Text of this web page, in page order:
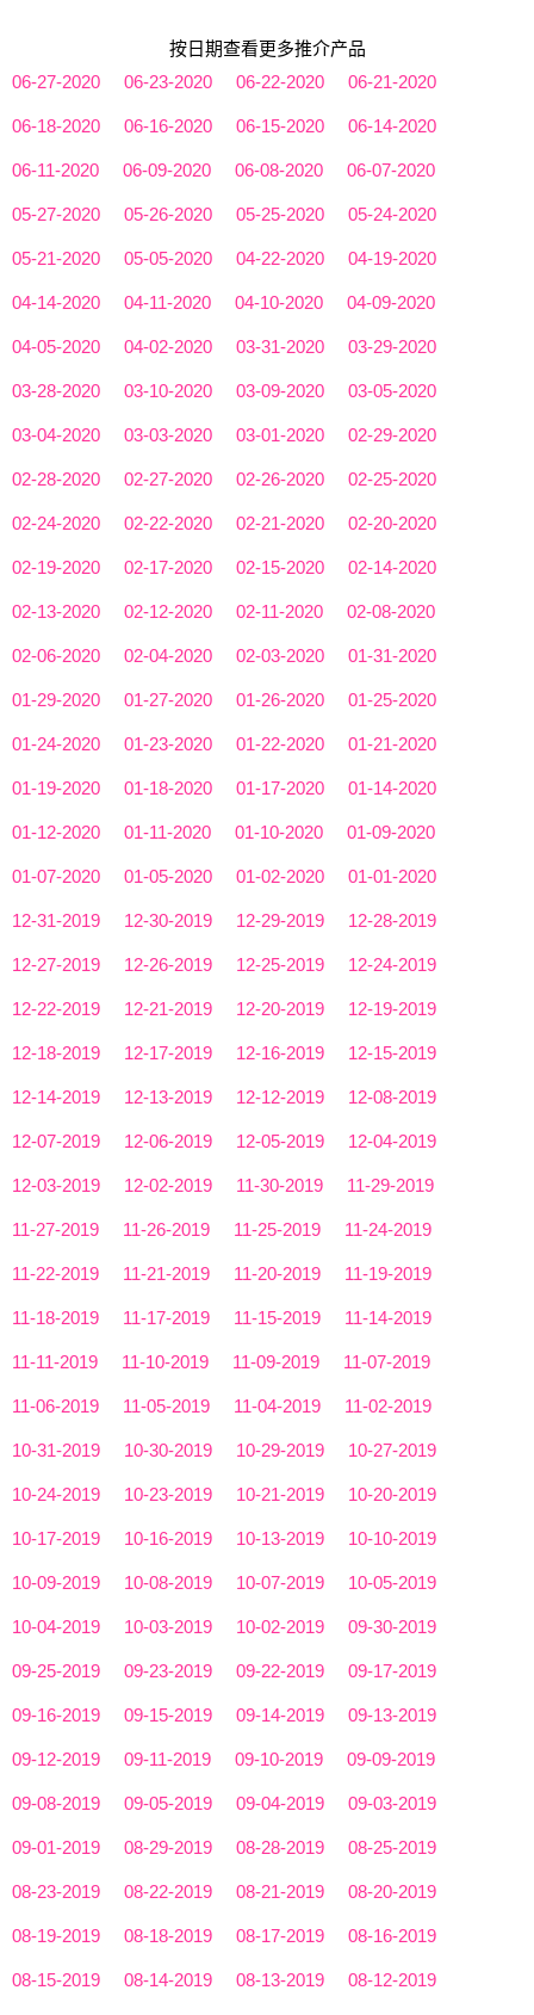
按日期查看更多推介产品
06-27-2020
06-23-2020 06-22-2020 06-21-2020
06-18-2020 06-16-2020 06-15-2020 06-14-2020
06-11-2020 06-09-2020 06-08-2020 06-07-2020
05-27-2020 05-26-2020 05-25-2020 05-24-2020
05-21-2020 05-05-2020 04-22-2020 04-19-2020
04-14-2020 04-11-2020 04-10-2020 04-09-2020
04-05-2020 04-02-2020 03-31-2020 03-29-2020
03-28-2020 03-10-2020 03-09-2020 03-05-2020
03-04-2020 03-03-2020 03-01-2020 02-29-2020
02-28-2020 02-27-2020 02-26-2020 02-25-2020
02-24-2020 02-22-2020 02-21-2020 02-20-2020
02-19-2020 02-17-2020 02-15-2020 02-14-2020
02-13-2020 02-12-2020 02-11-2020 02-08-2020
02-06-2020 02-04-2020 02-03-2020 01-31-2020
01-29-2020 01-27-2020 01-26-2020 01-25-2020
01-24-2020 01-23-2020 01-22-2020 01-21-2020
01-19-2020 01-18-2020 01-17-2020 01-14-2020
01-12-2020 01-11-2020 01-10-2020 01-09-2020
01-07-2020 01-05-2020 01-02-2020 01-01-2020
12-31-2019 12-30-2019 12-29-2019 12-28-2019
12-27-2019 12-26-2019 12-25-2019 12-24-2019
12-22-2019 12-21-2019 12-20-2019 12-19-2019
12-18-2019 12-17-2019 12-16-2019 12-15-2019
12-14-2019 12-13-2019 12-12-2019 12-08-2019
12-07-2019 12-06-2019 12-05-2019 12-04-2019
12-03-2019 12-02-2019 11-30-2019 11-29-2019
11-27-2019 11-26-2019 11-25-2019 11-24-2019
11-22-2019 11-21-2019 11-20-2019 11-19-2019
11-18-2019 11-17-2019 11-15-2019 11-14-2019
11-11-2019 11-10-2019 11-09-2019 11-07-2019
11-06-2019 11-05-2019 11-04-2019 11-02-2019
10-31-2019 10-30-2019 10-29-2019 10-27-2019
10-24-2019 10-23-2019 10-21-2019 10-20-2019
10-17-2019 10-16-2019 10-13-2019 10-10-2019
10-09-2019 10-08-2019 10-07-2019 10-05-2019
10-04-2019 10-03-2019 10-02-2019 09-30-2019
09-25-2019 09-23-2019 09-22-2019 09-17-2019
09-16-2019 09-15-2019 09-14-2019 09-13-2019
09-12-2019 09-11-2019 09-10-2019 09-09-2019
09-08-2019 09-05-2019 09-04-2019 09-03-2019
09-01-2019 08-29-2019 08-28-2019 08-25-2019
08-23-2019 08-22-2019 08-21-2019 08-20-2019
08-19-2019 08-18-2019 08-17-2019 08-16-2019
08-15-2019 08-14-2019 08-13-2019 08-12-2019